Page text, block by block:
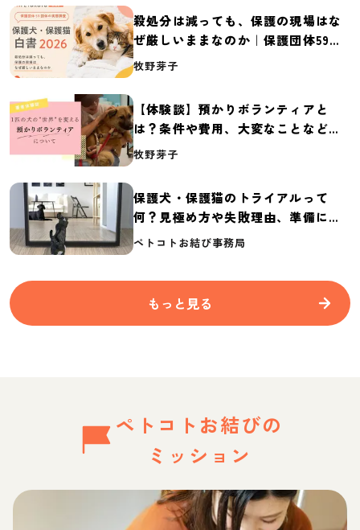
殺処分は減っても、保護の現場はな
ぜ厳しいままなのか｜保護団体59団
体の実態調査【保護犬・保護猫白書
牧野芽子
【体験談】預かりボランティアと
は？条件や費用、大変なことなど紹
介
牧野芽子
保護犬・保護猫のトライアルって
何？見極め方や失敗理由、準備に必
要なものを紹介
ペトコトお結び事務局
もっと見る
ペトコトお結びの
ミッション